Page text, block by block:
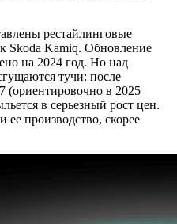
рестайлинговые
Skoda Kamiq. Обновление
на 2024 год. Но над
тучи: после
(ориентировочно в 2025
в серьезный рост цен.
ее производство, скорее